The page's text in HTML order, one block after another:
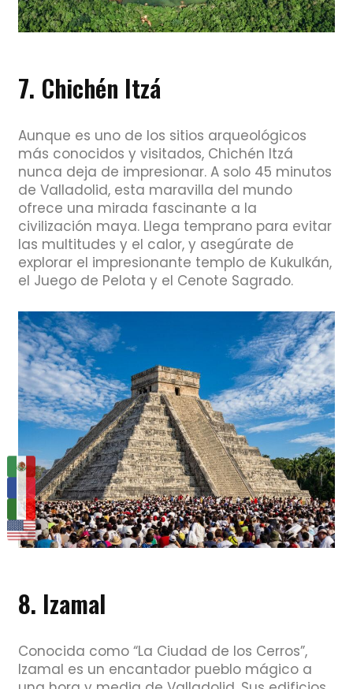
7. Chichén Itzá
Aunque es uno de los sitios arqueológicos
más conocidos y visitados, Chichén Itzá
nunca deja de impresionar. A solo 45 minutos
de Valladolid, esta maravilla del mundo
ofrece una mirada fascinante a la
civilización maya. Llega temprano para evitar
las multitudes y el calor, y asegúrate de
explorar el impresionante templo de Kukulkán,
el Juego de Pelota y el Cenote Sagrado.
8. Izamal
Conocida como “La Ciudad de los Cerros”,
Izamal es un encantador pueblo mágico a